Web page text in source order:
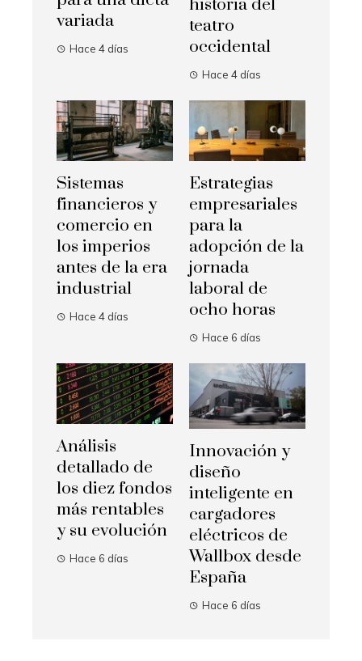
variada
Hace 4 días
historia del
teatro
occidental
Hace 4 días
Sistemas
financieros y
comercio en
los imperios
antes de la era
industrial
Hace 4 días
Estrategias
empresariales
para la
adopción de la
jornada
laboral de
ocho horas
Hace 6 días
Análisis
detallado de
los diez fondos
más rentables
y su evolución
Hace 6 días
Innovación y
diseño
inteligente en
cargadores
eléctricos de
Wallbox desde
España
Hace 6 días